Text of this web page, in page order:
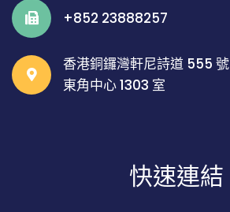
+852 23888257
香港銅鑼灣軒尼詩道 555 號
東角中心 1303 室
快速連結